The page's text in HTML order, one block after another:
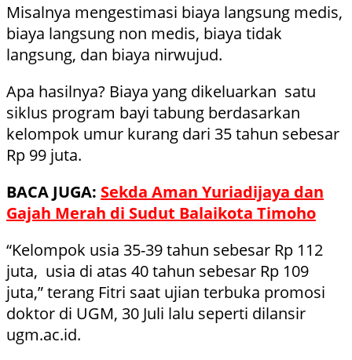
Misalnya mengestimasi biaya langsung medis,
biaya langsung non medis, biaya tidak
langsung, dan biaya nirwujud.
Apa hasilnya? Biaya yang dikeluarkan satu
siklus program bayi tabung berdasarkan
kelompok umur kurang dari 35 tahun sebesar
Rp 99 juta.
BACA JUGA: Sekda Aman Yuriadijaya dan
Gajah Merah di Sudut Balaikota Timoho
“Kelompok usia 35-39 tahun sebesar Rp 112
juta, usia di atas 40 tahun sebesar Rp 109
juta,” terang Fitri saat ujian terbuka promosi
doktor di UGM, 30 Juli lalu seperti dilansir
ugm.ac.id.